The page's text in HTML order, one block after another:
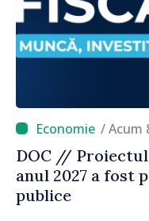
/
DOC //
anul 2027 a fost
publice